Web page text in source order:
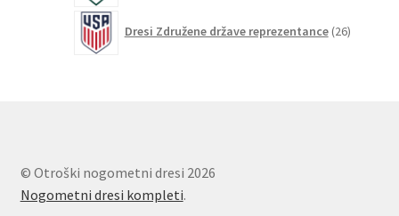
Dresi Združene države reprezentance 26izdelkov
© Otroški nogometni dresi 2026
Nogometni dresi kompleti.